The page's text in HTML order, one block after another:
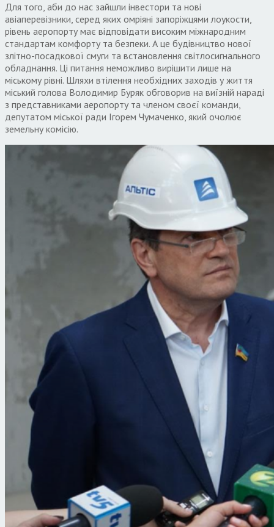
Для того, аби до нас зайшли інвестори та нові
авіаперевізники, серед яких омріяні запоріжцями лоукости,
рівень аеропорту має відповідати високим міжнародним
стандартам комфорту та безпеки. А це будівництво нової
злітно-посадкової смуги та встановлення світлосигнального
обладнання. Ці питання неможливо вирішити лише на
міському рівні. Шляхи втілення необхідних заходів у життя
міський голова Володимир Буряк обговорив на виїзній нараді
з представниками аеропорту та членом своєї команди,
депутатом міської ради Ігорем Чумаченко, який очолює
земельну комісію.